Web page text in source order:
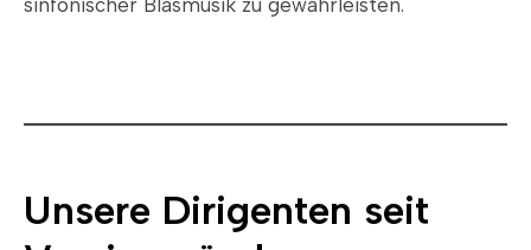
sinfonischer Blasmusik zu gewährleisten.
Unsere Dirigenten seit